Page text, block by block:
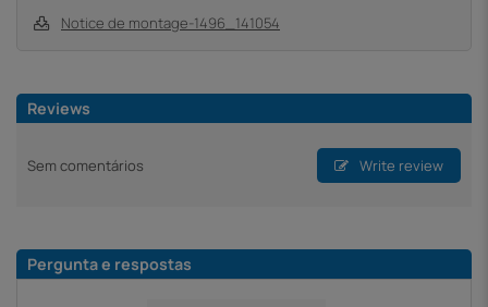
Notice de montage-1496_141054
Reviews
Sem comentários Write review
Pergunta e respostas